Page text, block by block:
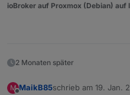
ioBroker auf Proxmox (Debian)
2 Monaten später
M MaikB85schrieb am 19. Jan.
zuletzt editiert von